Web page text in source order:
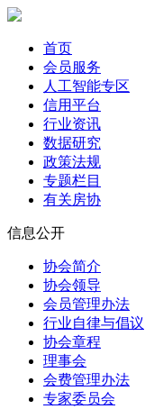
首页
会员服务
人工智能专区
信用平台
行业资讯
数据研究
政策法规
专题栏目
有关房协
信息公开
协会简介
协会领导
会员管理办法
行业自律与倡议
协会章程
理事会
会费管理办法
专家委员会